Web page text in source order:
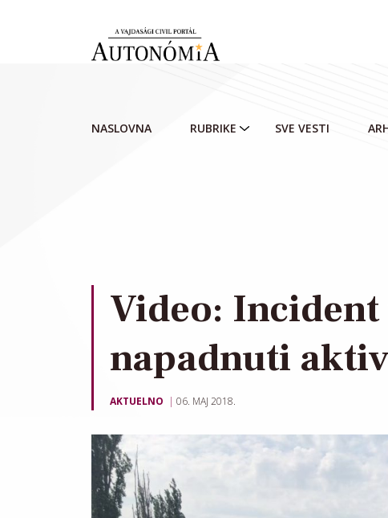
NASLOVNA RUBRIKE SVE VESTI
Video:
napadnuti
AKTUELNO 06. MAJ 2018.